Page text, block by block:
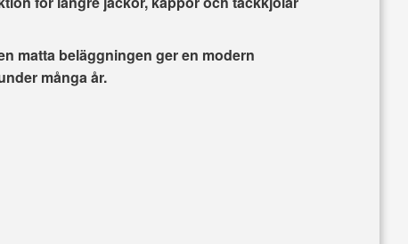
matta beläggningen ger en modern
många år.